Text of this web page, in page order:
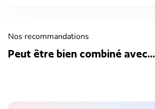
Nos recommandations
Peut être bien combiné avec...